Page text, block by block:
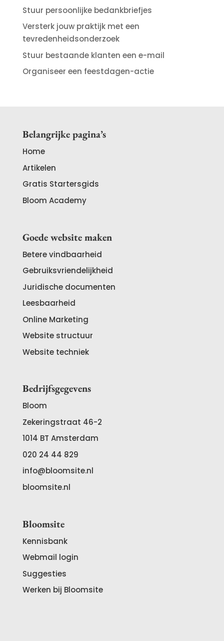
Stuur persoonlijke bedankbriefjes
Versterk jouw praktijk met een
tevredenheidsonderzoek
Stuur bestaande klanten een e-mail
Organiseer een feestdagen-actie
Belangrijke pagina’s
Home
Artikelen
Gratis Startersgids
Bloom Academy
Goede website maken
Betere vindbaarheid
Gebruiksvriendelijkheid
Juridische documenten
Leesbaarheid
Online Marketing
Website structuur
Website techniek
Bedrijfsgegevens
Bloom
Zekeringstraat 46-2
1014 BT Amsterdam
020 24 44 829
info@bloomsite.nl
bloomsite.nl
Bloomsite
Kennisbank
Webmail login
Suggesties
Werken bij Bloomsite